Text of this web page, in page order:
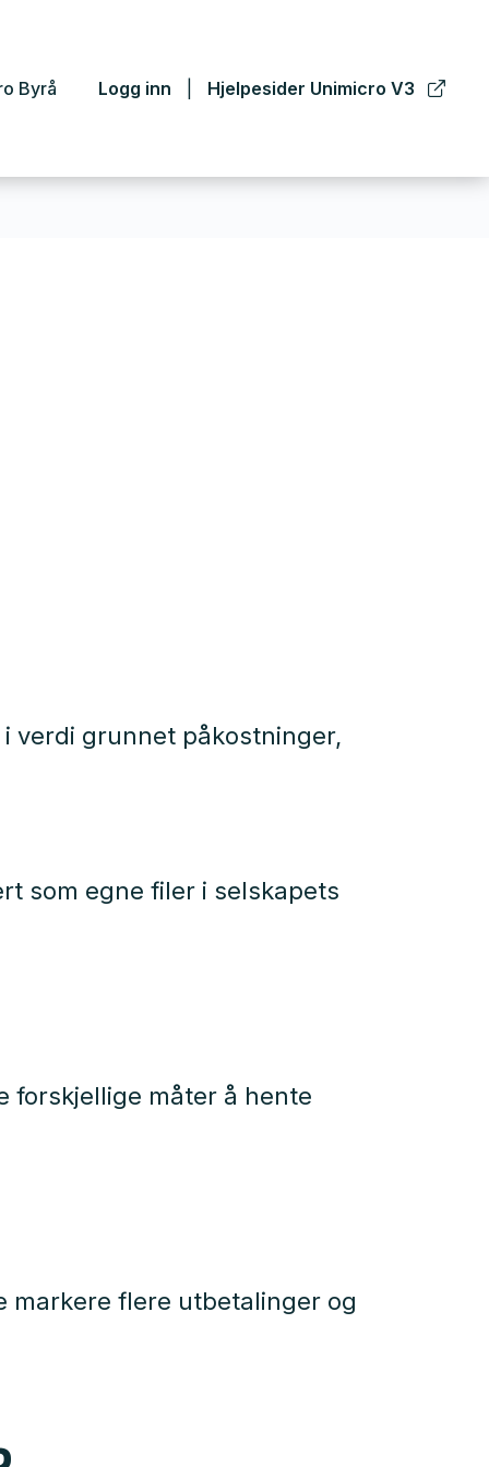
Byrå Logg inn Hjelpesider Unimicro V3
verdi grunnet påkostninger,
som egne filer i selskapets
forskjellige måter å hente
markere flere utbetalinger og